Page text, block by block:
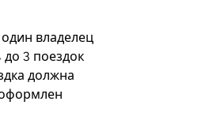
владелец
до 3 поездок
должна
оформлен